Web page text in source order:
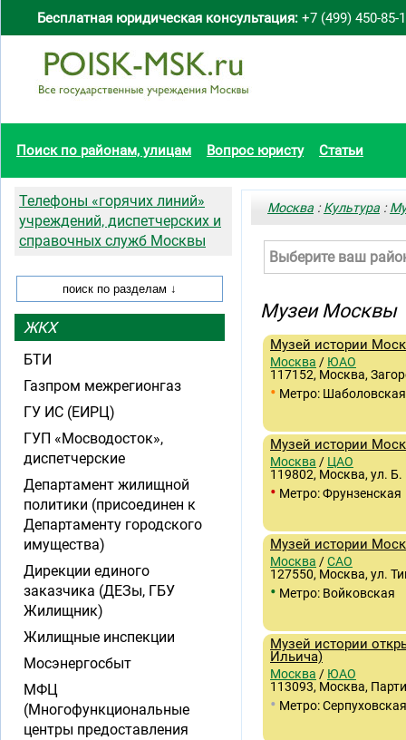
Бесплатная юридическая консультация: +7 (499) 450-85-
Поиск по районам, улицам Вопрос юристу Статьи
Москва :Культура :
Выберите ваш
Музеи Москвы
Музей истории
Москва / ЮАО
117152, Москва,
• Метро: Шаболовская
Музей истории
Москва / ЦАО
119802, Москва, ул. Б.
• Метро: Фрунзенская
Музей истории
Москва /САО
127550, Москва, ул.
• Метро: Войковская
Музей истории
Ильича)
Москва / ЮАО
113093, Москва,
• Метро: Серпуховская
Телефоны «горячих линий»
учреждений, диспетчерских и
справочных служб Москвы
ЖКХ
БТИ
Газпром межрегионгаз
ГУ ИС (ЕИРЦ)
ГУП «Мосводосток»,
диспетчерские
Департамент жилищной
политики (присоединен к
Департаменту городского
имущества)
Дирекции единого
заказчика (ДЕЗы, ГБУ
Жилищник)
Жилищные инспекции
Мосэнергосбыт
МФЦ
(Многофункциональные
центры предоставления